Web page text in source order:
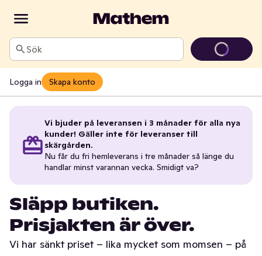
Sök
Logga in Skapa konto
Vi bjuder på leveransen i 3 månader för alla nya
kunder! Gäller inte för leveranser till
skärgården.
Nu får du fri hemleverans i tre månader så länge du
handlar minst varannan vecka. Smidigt va?
Släpp butiken.
Prisjakten är över.
Vi har sänkt priset – lika mycket som momsen – på